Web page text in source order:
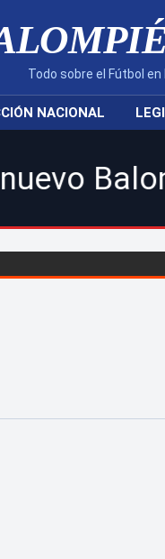
Todo sobre el Fútbol
NACIONAL